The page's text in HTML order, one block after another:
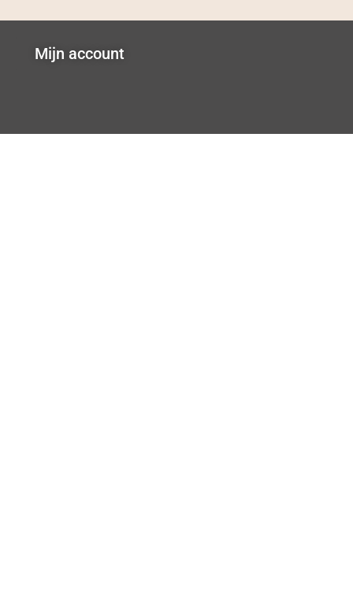
Mijn account